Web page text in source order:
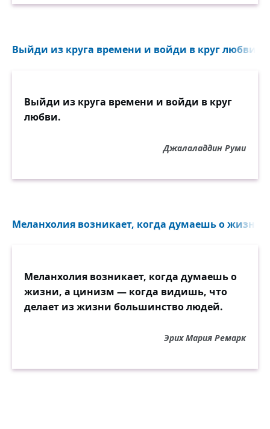
Выйди из круга времени и войди в круг любви...
Выйди из круга времени и войди в круг
любви.
Джалаладдин Руми
Меланхолия возникает, когда думаешь о
Меланхолия возникает, когда думаешь о
жизни, а цинизм — когда видишь, что
делает из жизни большинство людей.
Эрих Мария Ремарк